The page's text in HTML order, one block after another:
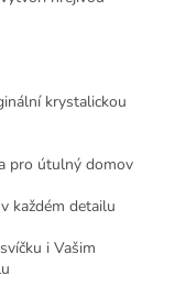
krystalickou
pro útulný domov
každém detailu
i Vašim